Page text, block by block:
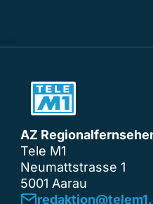
AZ
Tele M1
Neumattstrasse 1
5001 Aarau